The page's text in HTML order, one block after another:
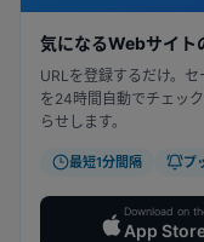
気になるWebサイト
URLを登録するだけ。
を24時間自動でチェッ
らせします。
最短1分間隔 プ
Download on
App